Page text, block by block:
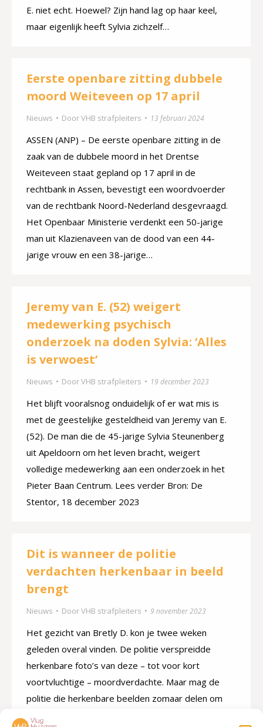
E. niet echt. Hoewel? Zijn hand lag op haar keel,
maar eigenlijk heeft Sylvia zichzelf…
Eerste openbare zitting dubbele
moord Weiteveen op 17 april
Nieuws DoorVHB strafpleiters 13 februari 2024
ASSEN (ANP) – De eerste openbare zitting in de
zaak van de dubbele moord in het Drentse
Weiteveen staat gepland op 17 april in de
rechtbank in Assen, bevestigt een woordvoerder
van de rechtbank Noord-Nederland desgevraagd.
Het Openbaar Ministerie verdenkt een 50-jarige
man uit Klazienaveen van de dood van een 44-
jarige vrouw en een 38-jarige…
Jeremy van E. (52) weigert
medewerking psychisch
onderzoek na doden Sylvia: ‘Alles
is verwoest’
Nieuws DoorVHB strafpleiters 19 december 2023
Het blijft vooralsnog onduidelijk of er wat mis is
met de geestelijke gesteldheid van Jeremy van E.
(52). De man die de 45-jarige Sylvia Steunenberg
uit Apeldoorn om het leven bracht, weigert
volledige medewerking aan een onderzoek in het
Pieter Baan Centrum. Lees verder Bron: De
Stentor, 18 december 2023
Dit is wanneer de politie
verdachten herkenbaar in beeld
brengt
Nieuws DoorVHB strafpleiters 9 november 2023
Het gezicht van Bretly D. kon je twee weken
geleden overal vinden. De politie verspreidde
herkenbare foto’s van deze – tot voor kort
voortvluchtige – moordverdachte. Maar mag de
politie die herkenbare beelden zomaar delen om
een verdachte op te sporen? En wat zijn de